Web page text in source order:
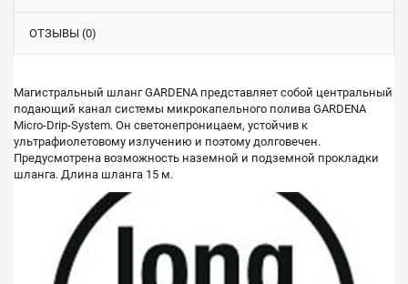
ОТЗЫВЫ (0)
Магистральный шланг GARDENA представляет собой центральный
подающий канал системы микрокапельного полива GARDENA
Micro-Drip-System. Он светонепроницаем, устойчив к
ультрафиолетовому излучению и поэтому долговечен.
Предусмотрена возможность наземной и подземной прокладки
шланга. Длина шланга 15 м.